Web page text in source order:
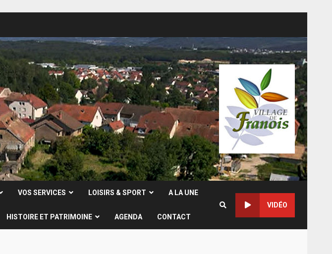
VOS SERVICES LOISIRS & SPORT A LA UNE
HISTOIRE ET PATRIMOINE AGENDA CONTACT
VIDÉO